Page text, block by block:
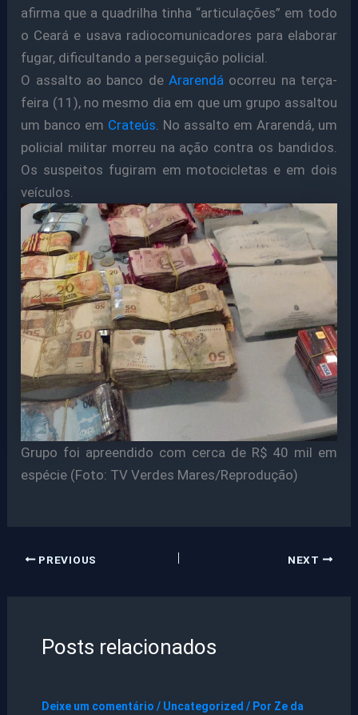
afirma que a quadrilha tinha “articulações” em todo
o Ceará e usava radiocomunicadores para elaborar
fugar, dificultando a perseguição policial.
O assalto ao banco de Ararendáocorreu na terça-
feira (11), no mesmo dia em que um grupo assaltou
um banco em Crateús. No assalto em Ararendá, um
policial militar morreu na ação contra os bandidos.
Os suspeitos fugiram em motocicletas e em dois
veículos.
Grupo foi apreendido com cerca de R$ 40 mil em
espécie (Foto: TV Verdes Mares/Reprodução)
PREVIOUS NEXT
Posts relacionados
Deixe um comentário / Uncategorized / Por Ze da